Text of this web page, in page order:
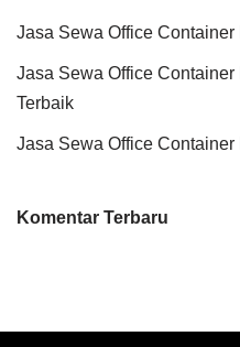
Jasa Sewa Office
Jasa Sewa Office
Terbaik
Jasa Sewa Office
Komentar Terbaru